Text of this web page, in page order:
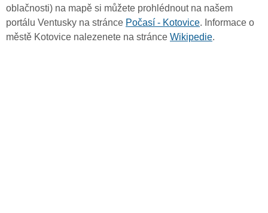
oblačnosti) na mapě si můžete prohlédnout na našem
portálu Ventusky na stránce Počasí - Kotovice. Informace o
městě Kotovice nalezenete na stránce Wikipedie.